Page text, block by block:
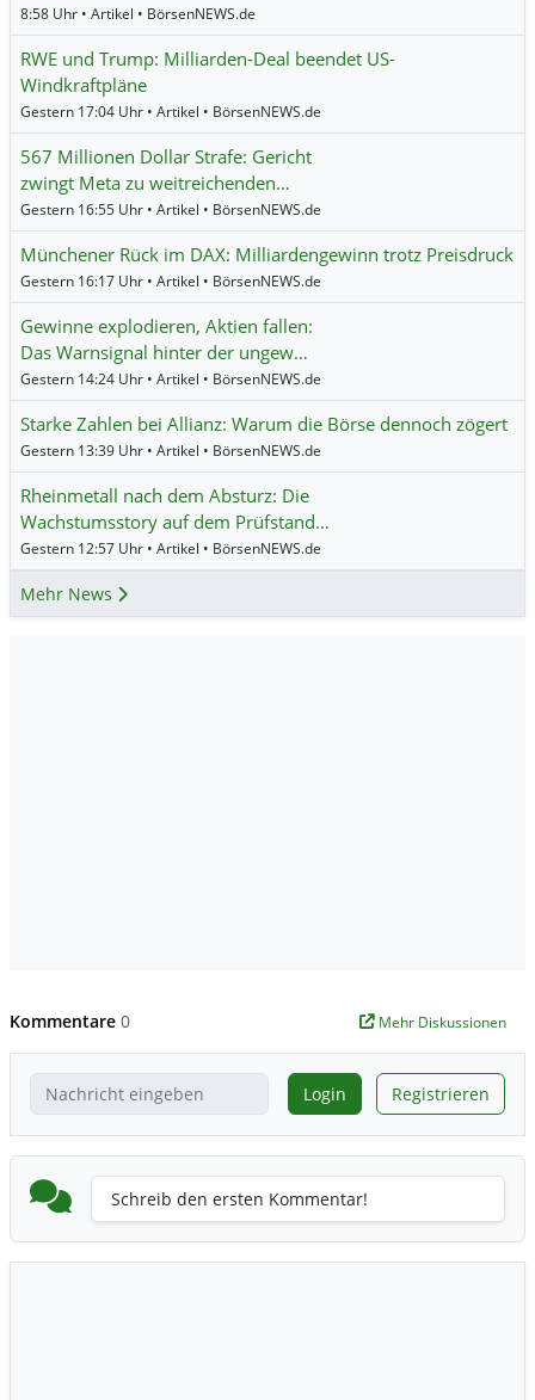
8:58 Uhr • Artikel • BörsenNEWS.de
RWE und Trump: Milliarden-Deal beendet US-
Windkraftpläne
Gestern 17:04 Uhr • Artikel • BörsenNEWS.de
567 Millionen Dollar Strafe: Gericht
zwingt Meta zu weitreichenden…
Gestern 16:55 Uhr • Artikel • BörsenNEWS.de
Münchener Rück im DAX: Milliardengewinn trotz Preisdruck
Gestern 16:17 Uhr • Artikel • BörsenNEWS.de
Gewinne explodieren, Aktien fallen:
Das Warnsignal hinter der ungew…
Gestern 14:24 Uhr • Artikel • BörsenNEWS.de
Starke Zahlen bei Allianz: Warum die Börse dennoch zögert
Gestern 13:39 Uhr • Artikel • BörsenNEWS.de
Rheinmetall nach dem Absturz: Die
Wachstumsstory auf dem Prüfstand…
Gestern 12:57 Uhr • Artikel • BörsenNEWS.de
Mehr News
Kommentare 0 Mehr Diskussionen
Login Registrieren
Schreib den ersten Kommentar!